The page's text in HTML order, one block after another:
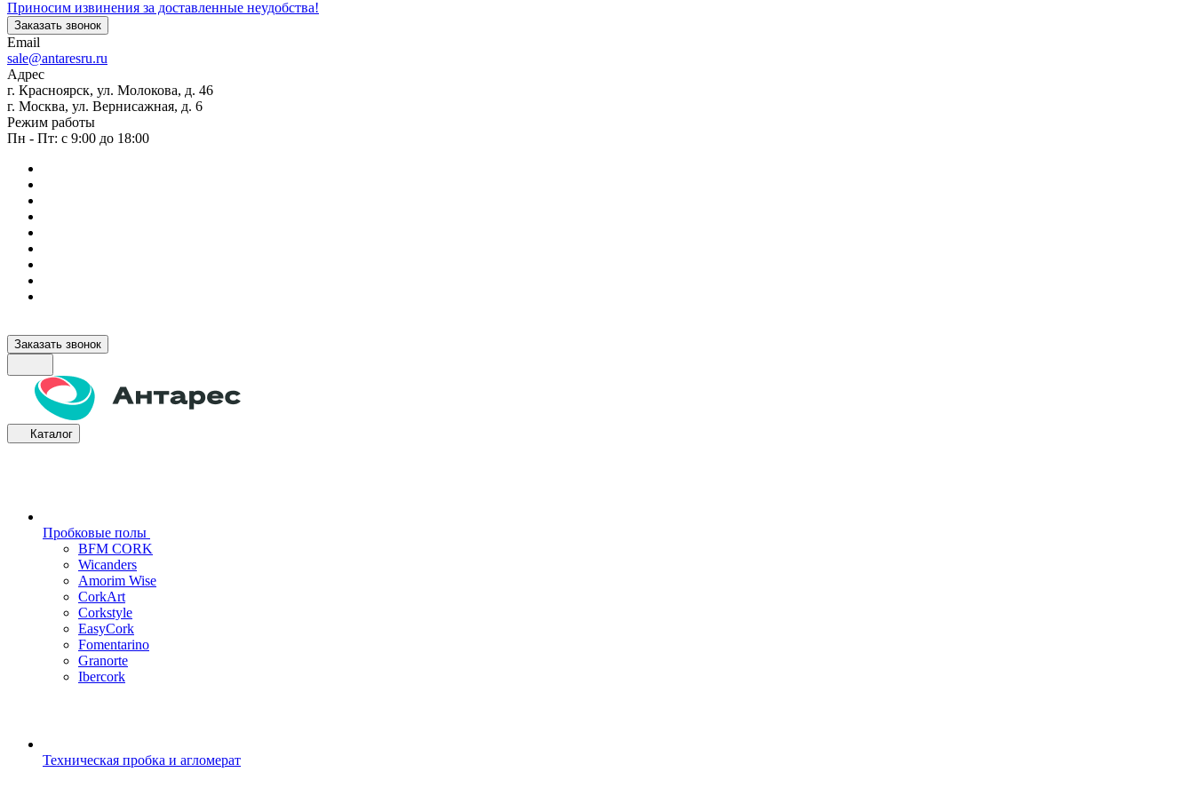
Приносим извинения за доставленные неудобства!
Заказать звонок
Email
sale@antaresru.ru
Адрес
г. Красноярск, ул. Молокова, д. 46
г. Москва, ул. Вернисажная, д. 6
Режим работы
Пн - Пт: с 9:00 до 18:00
Заказать звонок
Каталог
Пробковые полы
BFM CORK
Wicanders
Amorim Wise
CorkArt
Corkstyle
EasyCork
Fomentarino
Granorte
Ibercork
Техническая пробка и агломерат